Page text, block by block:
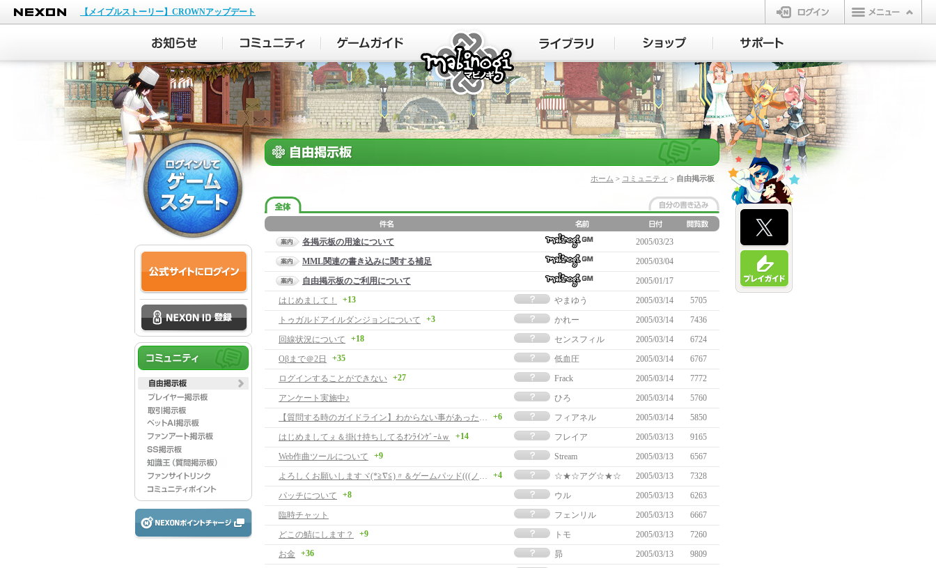
NEXON
【メイプルストーリー】CROWNアップデート
ログイン
マビノギ
ホーム > コミュニティ > 自由掲示板
各掲示板の用途について
2005/03/23
MML関連の書き込みに関する補足
2005/03/04
自由掲示板のご利用について
2005/01/17
はじめまして！
+13 やまゆう 2005/03/14
5705
トゥガルドアイルダンジョンについて
+3 かれー 2005/03/14
7436
回線状況について
+18 センスフィル 2005/03/14
6724
Oβまで＠2日
+35 低血圧 2005/03/14
6767
ログインすることができない +27 Frack 2005/03/14
7772
アンケート実施中♪
ひろ 2005/03/14
5760
【質問する時のガイドライン】わからない事があったら見てみよう【FAQ】
+6 フィアネル 2005/03/14
5850
はじめましてぇ＆掛け持ちしてるｵﾝﾗｲﾝｹﾞｰﾑｗ
+14 フレイア 2005/03/13
9165
Web作曲ツールについて
+9 Stream 2005/03/13
6567
よろしくお願いしますヾ(*≧∇≦)〃＆ゲームパッド(((ノ≧▽≦)ノ
+4 ☆★☆アグ☆★☆ 2005/03/13
7328
パッチについて
+8 ウル 2005/03/13
6263
臨時チャット
フェンリル 2005/03/13
6667
どこの鯖にします？
+9 トモ 2005/03/13
7260
お金
+36 昴 2005/03/13
9809